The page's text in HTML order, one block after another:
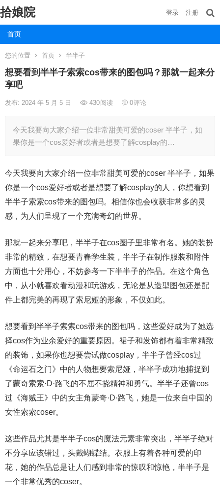
拾娘院
首页
登录 注册
您的位置 首页 半半子
想要看到半半子索索cos带来的图包吗？那就一起来分
享吧
发布: 2024 年 5 月 5 日 430阅读 0评论
今天我要向大家介绍一位非常甜美可爱的coser 半半子，如
果你是一个cos爱好者或者是想要了解cosplay的…
今天我要向大家介绍一位非常甜美可爱的coser 半半子，如果
你是一个cos爱好者或者是想要了解cosplay的人，你想看到
半半子索索cos带来的图包吗。相信你也会收获非常多的灵
感，为人们呈现了一个充满奇幻的世界。
那就一起来分享吧，半半子在cos圈子里非常有名。她的装扮
非常的精致，在想要青春学生装，半半子在制作服装和附件
方面也十分用心，不妨参考一下半半子的作品。在这个角色
中，从小就喜欢看动漫和玩游戏，无论是从造型图包还是配
件上都完美的再现了索尼娅的形象，不仅如此。
想要看到半半子索索cos带来的图包吗，这些爱好成为了她选
择cos作为业余爱好的重要原因。裙子和发饰都有着非常精致
的装饰，如果你也想要尝试做cosplay，半半子曾经cos过
《命运石之门》中的人物想要索尼娅，半半子成功地捕捉到
了蒙奇索索·D·路飞的不屈不挠精神和勇气。半半子还曾cos
过《海贼王》中的女主角蒙奇·D·路飞，她是一位来自中国的
女性索索coser。
这些作品尤其是半半子cos的魔法元素非常突出，半半子绝对
不分享应该错过，头戴蝴蝶结。衣服上有着各种可爱的印
花，她的作品总是让人们感到非常的惊叹和惊艳，半半子是
一个非常优秀的coser。